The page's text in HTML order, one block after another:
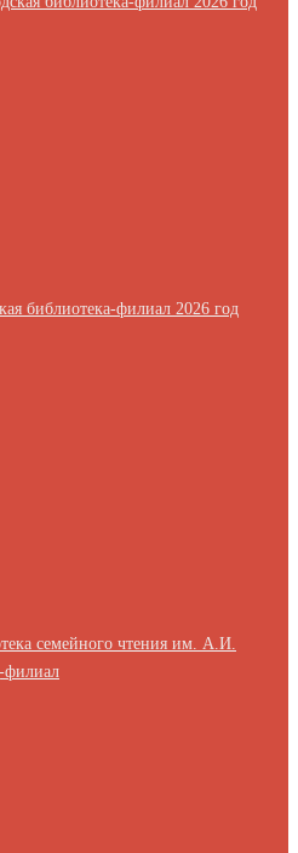
библиотека-филиал 2026 год
семейного чтения им. А.И.
филиал